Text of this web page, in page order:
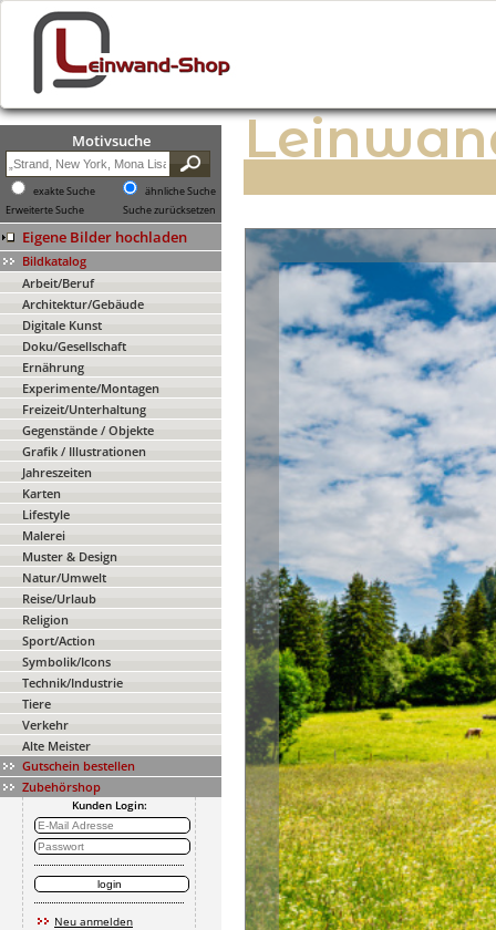
Motivsuche
exakte Suche
ähnliche Suche
Erweiterte Suche
Suche zurücksetzen
Eigene Bilder hochladen
Bildkatalog
Arbeit/Beruf
Architektur/Gebäude
Digitale Kunst
Doku/Gesellschaft
Ernährung
Experimente/Montagen
Freizeit/Unterhaltung
Gegenstände / Objekte
Grafik / Illustrationen
Jahreszeiten
Karten
Lifestyle
Malerei
Muster & Design
Natur/Umwelt
Reise/Urlaub
Religion
Sport/Action
Symbolik/Icons
Technik/Industrie
Tiere
Verkehr
Alte Meister
Gutschein bestellen
Zubehörshop
Kunden Login:
Neu anmelden